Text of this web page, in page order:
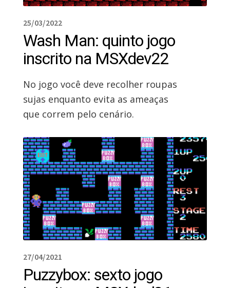
25/03/2022
Wash Man: quinto jogo
inscrito na MSXdev22
No jogo você deve recolher roupas
sujas enquanto evita as ameaças
que correm pelo cenário.
27/04/2021
Puzzybox: sexto jogo